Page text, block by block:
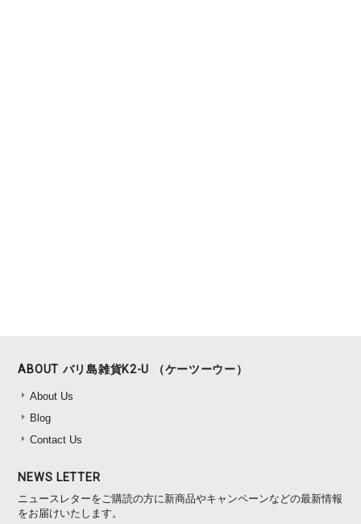
ABOUT バリ島雑貨K2-U （ケーツーウー）
About Us
Blog
Contact Us
NEWS LETTER
ニュースレターをご購読の方に新商品やキャンペーンなどの最新情報
をお届けいたします。